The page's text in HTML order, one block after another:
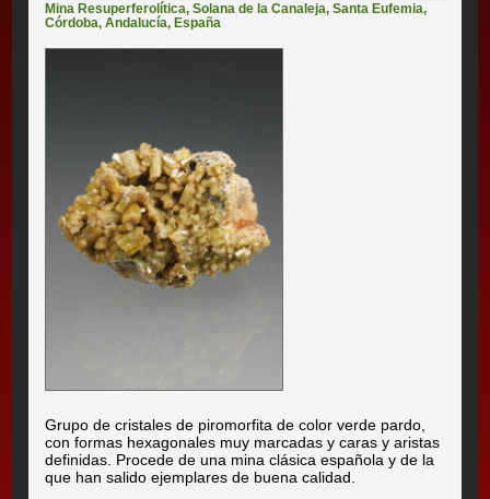
Mina Resuperferolítica,Solana de la Canaleja,Santa Eufemia,
Córdoba,Andalucía, España
Grupo de cristales de piromorfita de color verde pardo,
con formas hexagonales muy marcadas y caras y aristas
definidas. Procede de una mina clásica española y de la
que han salido ejemplares de buena calidad.